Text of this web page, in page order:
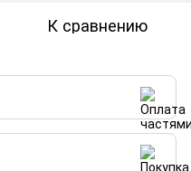
К сравнению